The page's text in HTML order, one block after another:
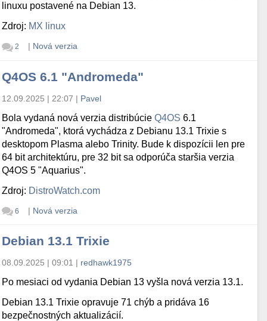
linuxu postavené na Debian 13.
Zdroj: MX linux
2 | Nová verzia
Q4OS 6.1 "Andromeda"
12.09.2025 | 22:07 | Pavel
Bola vydaná nová verzia distribúcieQ4OS 6.1
"Andromeda", ktorá vychádza z Debianu 13.1 Trixie s
desktopom Plasma alebo Trinity. Bude k dispozícii len pre
64 bit architektúru, pre 32 bit sa odporúča staršia verzia
Q4OS 5 "Aquarius".
Zdroj: DistroWatch.com
6 | Nová verzia
Debian 13.1 Trixie
08.09.2025 | 09:01 | redhawk1975
Po mesiaci od vydania Debian 13 vyšla nová verzia 13.1.
Debian 13.1 Trixie opravuje 71 chýb a pridáva 16
bezpečnostných aktualizácií.